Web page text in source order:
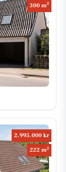
300 m2
2.995.000 kr
222 m2